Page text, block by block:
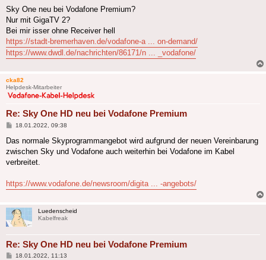
Sky One neu bei Vodafone Premium?
Nur mit GigaTV 2?
Bei mir isser ohne Receiver hell
https://stadt-bremerhaven.de/vodafone-a ... on-demand/
https://www.dwdl.de/nachrichten/86171/n ... _vodafone/
cka82
Helpdesk-Mitarbeiter
Re: Sky One HD neu bei Vodafone Premium
Beitrag
18.01.2022, 09:38
Das normale Skyprogrammangebot wird aufgrund der neuen Vereinbarung
zwischen Sky und Vodafone auch weiterhin bei Vodafone im Kabel
verbreitet.
https://www.vodafone.de/newsroom/digita ... -angebots/
Luedenscheid
Kabelfreak
Re: Sky One HD neu bei Vodafone Premium
Beitrag
18.01.2022, 11:13